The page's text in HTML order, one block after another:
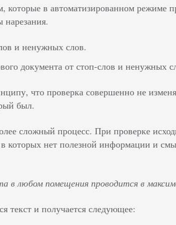
которые в автоматизированном режиме
нарезания.
и ненужных слов.
документа от стоп-слов и ненужных
что проверка совершенно не
был.
сложный процесс. При проверке
которых нет полезной информации и
в любом помещения проводится в
текст и получается следующее: